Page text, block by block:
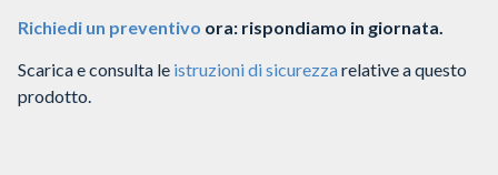
Richiedi un preventivo ora: rispondiamo in giornata.
Scarica e consulta le istruzioni di sicurezzarelative a questo
prodotto.